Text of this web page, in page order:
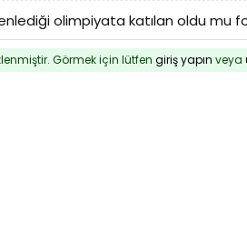
olimpiyata katılan oldu mu
Görmek için lütfen giriş yapın veya